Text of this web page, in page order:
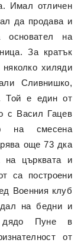
Имал отличен
да продава и
на
За кратък
хиляди
Сливнишко,
Той е един от
с Васил Гацев
на смесена
още 73 дка
на църквата и
са построени
Военния клуб
на бедни и
дядо Пуне в
от